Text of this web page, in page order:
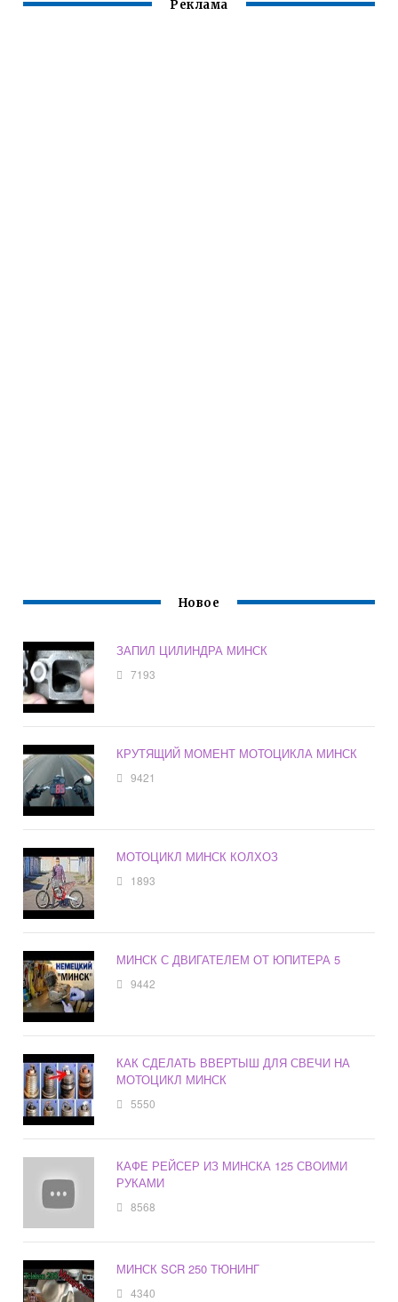
Реклама
Новое
ЗАПИЛ ЦИЛИНДРА МИНСК
7193
КРУТЯЩИЙ МОМЕНТ МОТОЦИКЛА МИНСК
9421
МОТОЦИКЛ МИНСК КОЛХОЗ
1893
МИНСК С ДВИГАТЕЛЕМ ОТ ЮПИТЕРА 5
9442
КАК СДЕЛАТЬ ВВЕРТЫШ ДЛЯ СВЕЧИ НА
МОТОЦИКЛ МИНСК
5550
КАФЕ РЕЙСЕР ИЗ МИНСКА 125 СВОИМИ
РУКАМИ
8568
МИНСК SCR 250 ТЮНИНГ
4340